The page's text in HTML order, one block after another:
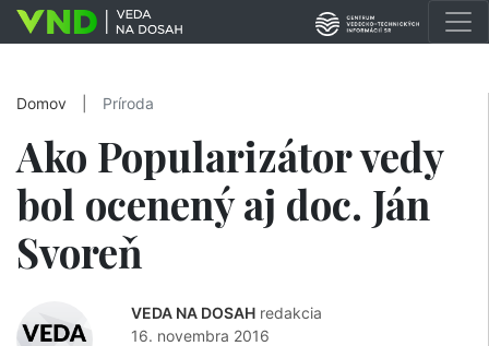
Domov Príroda
Ako Popularizátor vedy
bol ocenený aj doc. Ján
Svoreň
VEDA NA DOSAH redakcia
16. novembra 2016